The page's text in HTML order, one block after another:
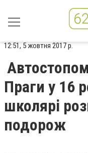
12:51, 5 жовтня 2017 р.
Праги у 16
школярі
подорож